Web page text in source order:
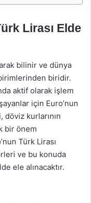
Lirası Elde
bilinir ve dünya
biridir.
aktif olarak işlem
için Euro’nun
döviz kurlarının
bir önem
Türk Lirası
ve bu konuda
ele alınacaktır.